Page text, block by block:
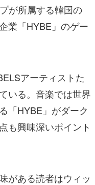
が所属する韓国の
業「HYBE」のゲー
アーティストた
いる。音楽では世界
「HYBE」がダーク
も興味深いポイント
がある読者はウィッ